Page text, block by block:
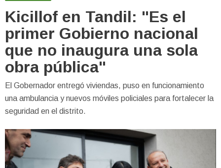
Kicillof en Tandil: "Es el
primer Gobierno nacional
que no inaugura una sola
obra pública"
El Gobernador entregó viviendas, puso en funcionamiento
una ambulancia y nuevos móviles policiales para fortalecer la
seguridad en el distrito.